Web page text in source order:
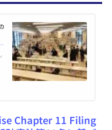
n/nf602b59d91f4
Chapter 11 Filing